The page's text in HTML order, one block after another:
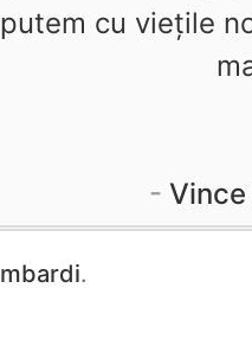
cu vieţile
.